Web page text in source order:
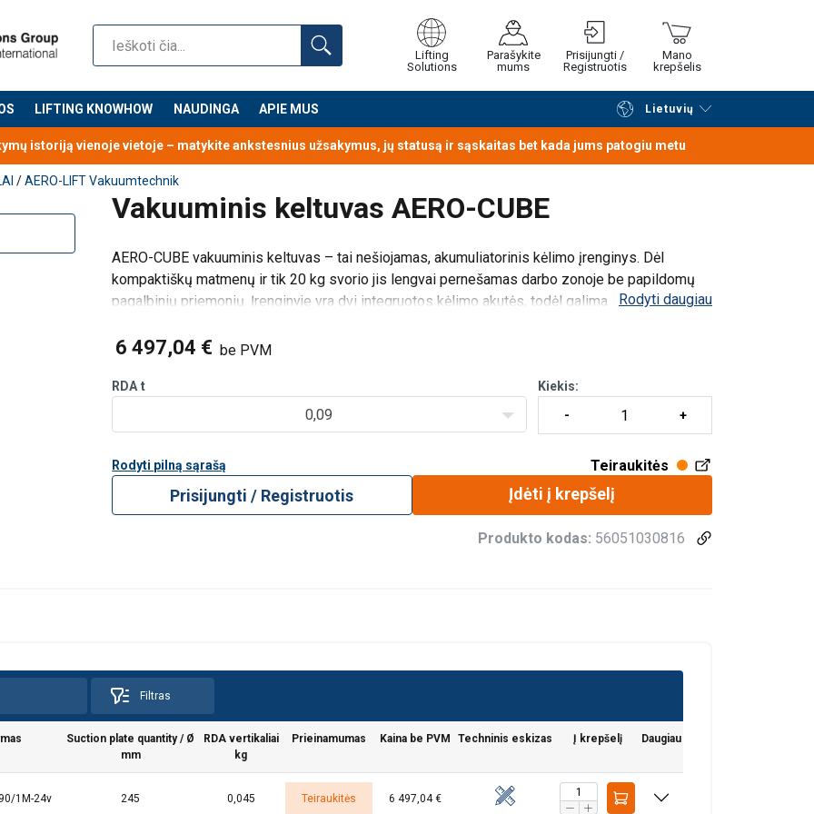
Lifting
Solutions
Parašykite
mums
Prisijungti /
Registruotis
Mano
krepšelis
LIFTING KNOWHOW NAUDINGA APIE MUS Lietuvių
Tęsti naršymą Tęsti pirkimą
istoriją vienoje vietoje – matykite ankstesnius užsakymus, jų statusą ir sąskaitas bet kada jums patogiu metu
/AERO-LIFT Vakuumtechnik
Vakuuminis keltuvas AERO-CUBE
AERO-CUBE vakuuminis keltuvas – tai nešiojamas, akumuliatorinis kėlimo įrenginys. Dėl
kompaktiškų matmenų ir tik 20 kg svorio jis lengvai pernešamas darbo zonoje be papildomų
pagalbinių priemonių. Įrenginyje yra dvi integruotos kėlimo akutės, todėl galima kelti tiekRodyti daugiau
6 497,04 € be PVM
RDA t
0,09
Kiekis:
Rodyti pilną sąrašą Teiraukitės
Prisijungti / Registruotis Įdėti į krepšelį
Produkto kodas: 56051030816
Filtras
Suction plate quantity / Ø
mm
RDA vertikaliai
kg
Prieinamumas Kaina be PVM Techninis eskizas Į krepšelį Daugiau
1M-24v 245 0,045 Teiraukitės 6 497,04 €
akumuliatorinis kėlimo įrenginys. Dėl kompaktiškų matmenų ir tik 20 kg svorio jis lengvai pernešamas
Įrenginyje yra dvi integruotos kėlimo akutės, todėl galima kelti tiek horizontaliai, tiek vertikaliai. Jums
keltuvo, kėlimo traversos ar pan.
medžiagą.
todėl šiuo keltuvu galite kelti platų gaminių spektrą – tiek lygius, tiek nelygius paviršius: metalo
korpusus, baldų detales ir statines, tiek horizontaliai, tiek vertikaliai.
slapukus